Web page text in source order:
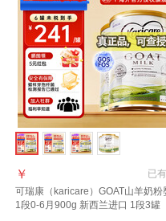
已有
￥
可瑞康（karicare）GOAT山羊奶粉
1段0-6月900g 新西兰进口 1段3罐